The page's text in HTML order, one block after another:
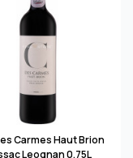
Carmes Haut Brion
Leognan 0.75L